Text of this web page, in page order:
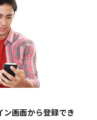
ン画面から登録でき